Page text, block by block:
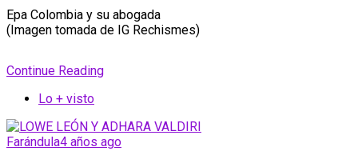
Epa Colombia y su abogada
(Imagen tomada de IG Rechismes)
Continue Reading
Lo + visto
Farándula4 años ago